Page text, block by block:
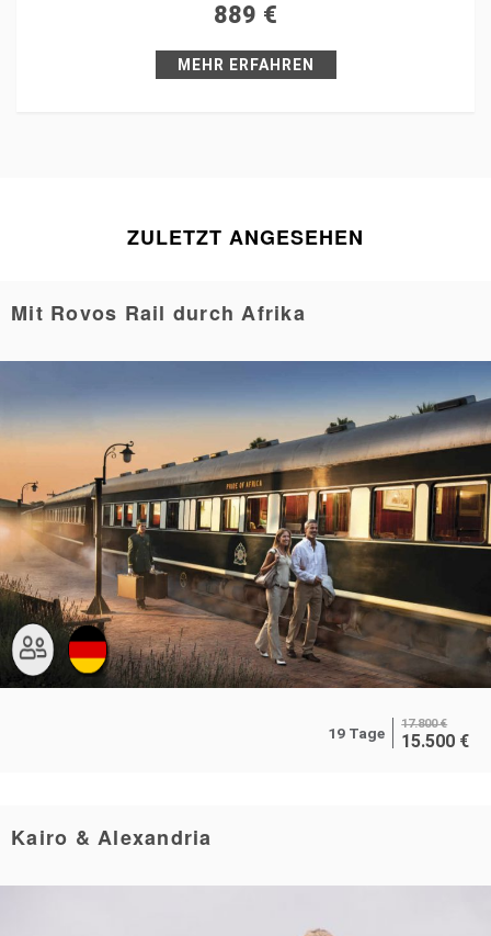
889 €
MEHR ERFAHREN
ZULETZT ANGESEHEN
Mit Rovos Rail durch Afrika
19 Tage
17.800 €
15.500 €
Kairo & Alexandria